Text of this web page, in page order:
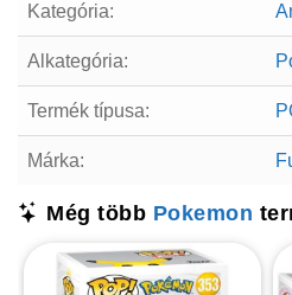
Kategória:
Alkategória:
Termék típusa:
Márka:
Még több Pokemon